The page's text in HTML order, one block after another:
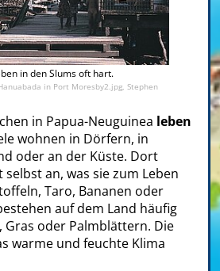
in den Slums oft hart.
in Port Moresby2.jpg, Stephen
in Papua-Neuguinea leben
wohnen in Dörfern, in
oder an der Küste. Dort
an, was sie zum Leben
Taro, Bananen oder
auf dem Land häufig
Gras oder Palmblättern. Die
warme und feuchte Klima